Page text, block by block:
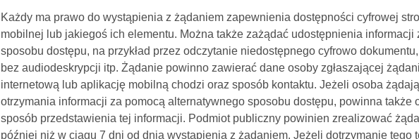
Każdy ma prawo do wystąpienia z żądaniem zapewnienia dostępności cyfrowej
mobilnej lub jakiegoś ich elementu. Można także zażądać udostępnienia informacji
sposobu dostępu, na przykład przez odczytanie niedostępnego cyfrowo
bez audiodeskrypcji itp. Żądanie powinno zawierać dane osoby zgłaszającej
internetową lub aplikację mobilną chodzi oraz sposób kontaktu. Jeżeli osoba
otrzymania informacji za pomocą alternatywnego sposobu dostępu, powinna także
sposób przedstawienia tej informacji. Podmiot publiczny powinien zrealizować
później niż w ciągu 7 dni od dnia wystąpienia z żądaniem. Jeżeli dotrzymanie tego